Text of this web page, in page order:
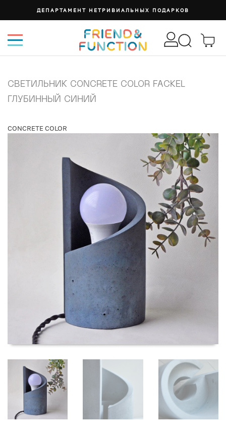
ДЕПАРТАМЕНТ НЕТРИВИАЛЬНЫХ ПОДАРКОВ
СВЕТИЛЬНИК CONCRETE COLOR FACKEL
ГЛУБИННЫЙ СИНИЙ
CONCRETE COLOR